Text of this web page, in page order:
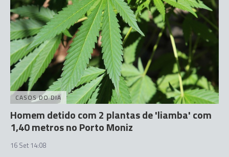
CASOS DO DIA
Homem detido com 2 plantas de 'liamba' com
1,40 metros no Porto Moniz
16 Set 14:08